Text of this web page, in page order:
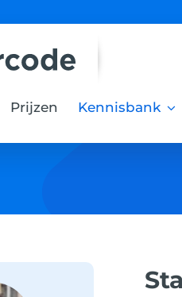
Prijzen Kennisbank